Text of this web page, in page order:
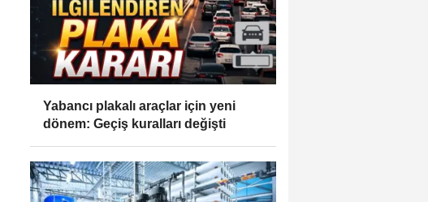
Yabancı plakalı araçlar için yeni
dönem: Geçiş kuralları değişti